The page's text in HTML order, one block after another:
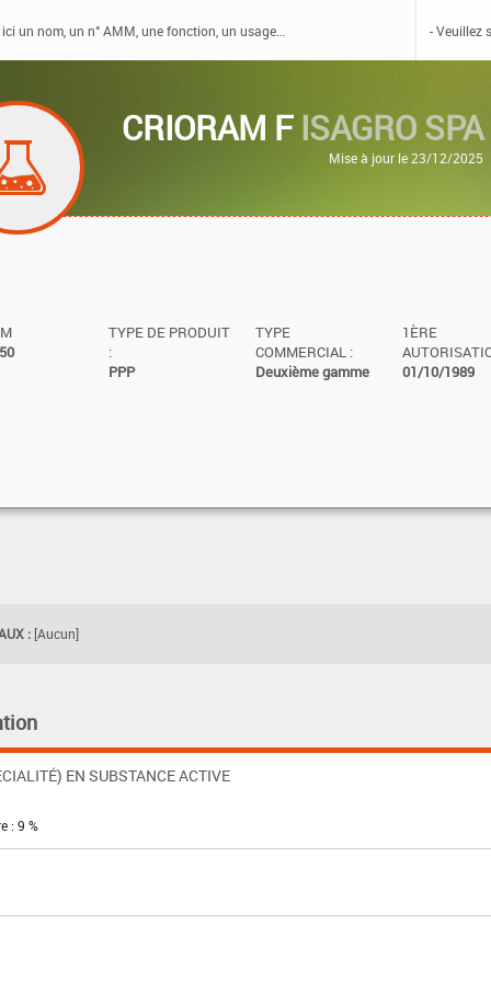
CRIORAM FISAGRO SPA
Mise à jour le 23/12/2025
TYPE DE PRODUIT
:
PPP
TYPE
COMMERCIAL :
Deuxième gamme
1ÈRE
01/10/1989
: [Aucun]
EN SUBSTANCE ACTIVE
: 9 %